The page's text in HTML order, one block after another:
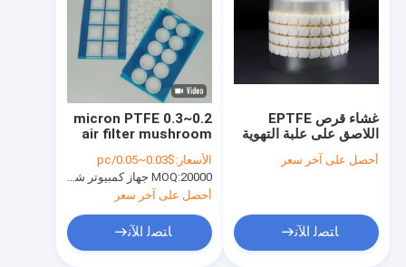
0.2~0.3 micron PTFE
air filter mushroom
tissue culture
membrane
Hydrophobic, prevent
microorganisms,
ventilation
الأسعار:$0.03~0.05/pc
MOQ:20000 جهاز كمبيوتر شخصى
أحصل على آخر سعر
ﺎﺘﺼﻟ ﺍﻶﻧ
غشاء قرص EPTFE
اللاصق على علبة التهوية
للمواد الكيميائية اليومية
للمنازل
أحصل على آخر سعر
ﺎﺘﺼﻟ ﺍﻶﻧ